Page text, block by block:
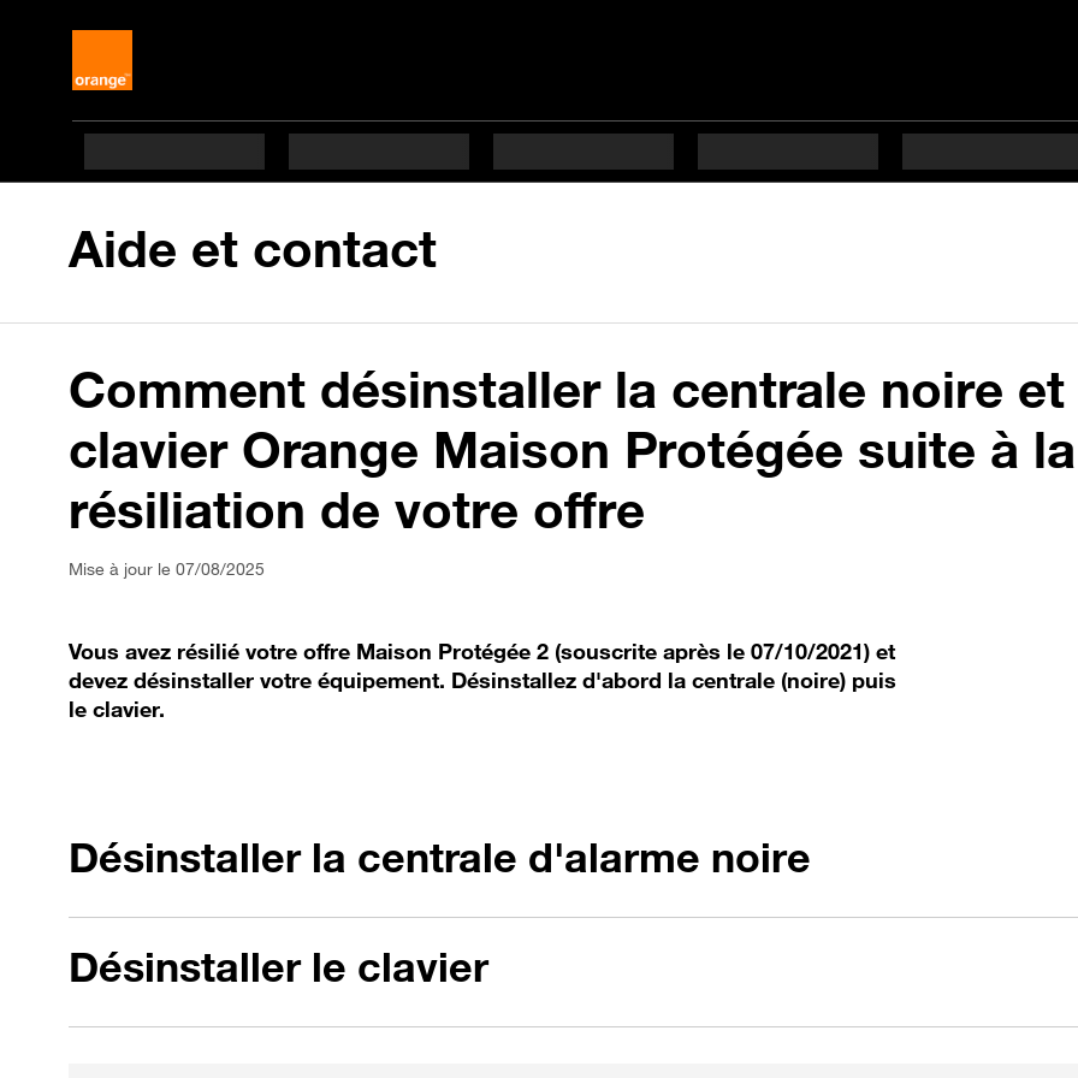
Aide et contact
Comment désinstaller la centrale noire et
clavier Orange Maison Protégée suite à la
résiliation de votre offre
Mise à jour le 07/08/2025
Vous avez résilié votre offre Maison Protégée 2 (souscrite après le 07/10/2021) et
devez désinstaller votre équipement. Désinstallez d'abord la centrale (noire) puis
le clavier.
Désinstaller la centrale d'alarme noire
Désinstaller le clavier